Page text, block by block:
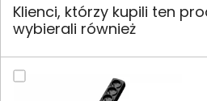
Klienci, którzy kupili ten
wybierali również